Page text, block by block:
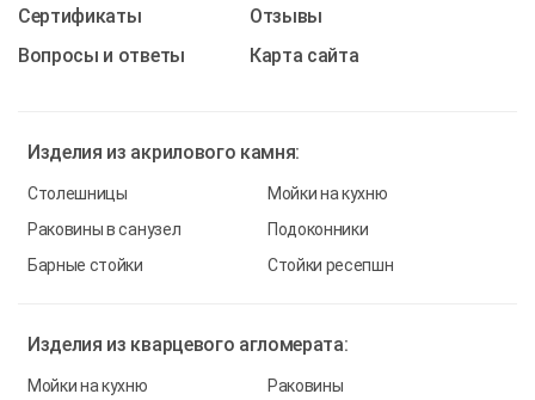
Cертификаты
Отзывы
Вопросы и ответы
Карта сайта
Изделия из акрилового камня:
Столешницы
Мойки на кухню
Раковины в санузел
Подоконники
Барные стойки
Стойки ресепшн
Изделия из кварцевого агломерата:
Мойки на кухню
Раковины